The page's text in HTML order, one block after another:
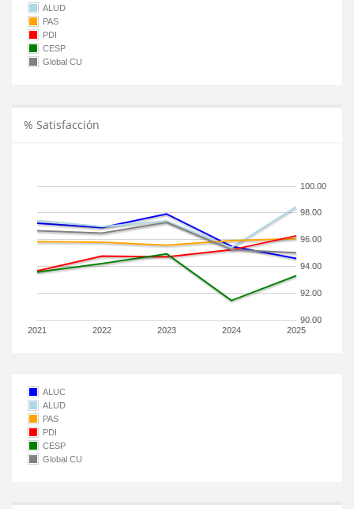
ALUD
PAS
PDI
CESP
Global CU
% Satisfacción
2021 2022 2023 2024 2025
90.00
92.00
94.00
96.00
98.00
100.00
ALUC
ALUD
PAS
PDI
CESP
Global CU